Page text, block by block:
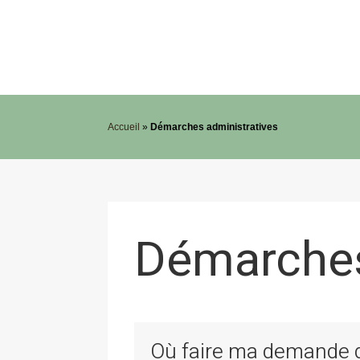
Accueil »Démarches administratives
Où faire ma demande